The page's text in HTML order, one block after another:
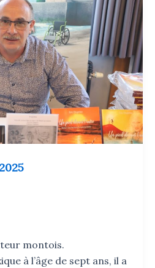
montois.
à l’âge de sept ans, il a